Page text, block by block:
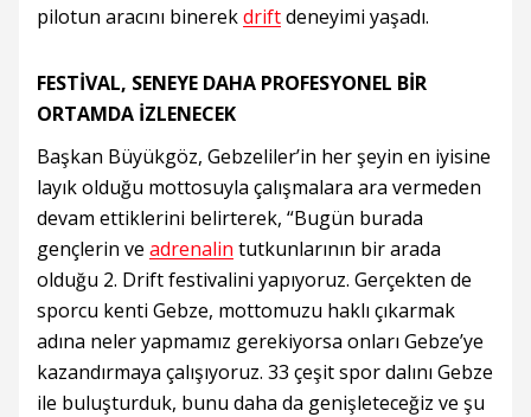
pilotun aracını binerekdriftdeneyimi yaşadı.
FESTİVAL, SENEYE DAHA PROFESYONEL BİR
ORTAMDA İZLENECEK
Başkan Büyükgöz, Gebzeliler’in her şeyin en iyisine
layık olduğu mottosuyla çalışmalara ara vermeden
devam ettiklerini belirterek, “Bugün burada
gençlerin ve adrenalin tutkunlarının bir arada
olduğu 2. Drift festivalini yapıyoruz. Gerçekten de
sporcu kenti Gebze, mottomuzu haklı çıkarmak
adına neler yapmamız gerekiyorsa onları Gebze’ye
kazandırmaya çalışıyoruz. 33 çeşit spor dalını Gebze
ile buluşturduk, bunu daha da genişleteceğiz ve şu